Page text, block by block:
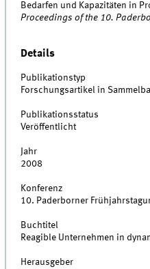
Bedarfen und Kapazitäten in
Proceedings of the 10.
Details
Publikationstyp
Forschungsartikel in
Publikationsstatus
Veröffentlicht
Jahr
2008
Konferenz
10. Paderborner
Buchtitel
Reagible Unternehmen in
Herausgeber